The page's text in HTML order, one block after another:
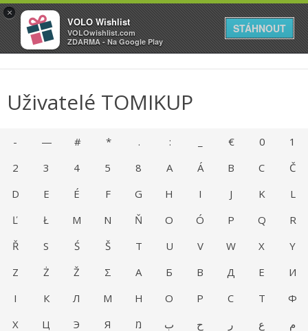
VOLO
Váš online wishlist
×
VOLO Wishlist
VOLOwishlist.com
ZDARMA - Na Google Play
STÁHNOUT
Uživatelé TOMIKUP
- — # * . : € 0
1
2
3 4 5 8 A Á B C
Č
D
E É F G H I J K
L
Ľ
Ł M N Ň O Ó P Q
R
Ř
S Ś Š T U V W X
Y
Z
Ż Ž Σ А Б В Д Е
И
І
К Л М Н О Р С Т
Ф
Х
Ц Э Я מ ب ح ر ع
م